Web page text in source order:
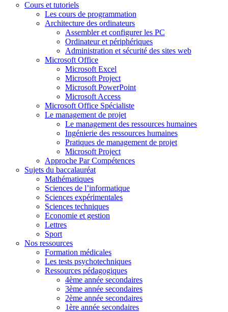
Cours et tutoriels
Les cours de programmation
Architecture des ordinateurs
Assembler et configurer les PC
Ordinateur et périphériques
Administration et sécurité des sites web
Microsoft Office
Microsoft Excel
Microsoft Project
Microsoft PowerPoint
Microsoft Access
Microsoft Office Spécialiste
Le management de projet
Le management des ressources humaines
Ingénierie des ressources humaines
Pratiques de management de projet
Microsoft Project
Approche Par Compétences
Sujets du baccalauréat
Mathématiques
Sciences de l’informatique
Sciences expérimentales
Sciences techniques
Economie et gestion
Lettres
Sport
Nos ressources
Formation médicales
Les tests psychotechniques
Ressources pédagogiques
4ème année secondaires
3ème année secondaires
2ème année secondaires
1ère année secondaires